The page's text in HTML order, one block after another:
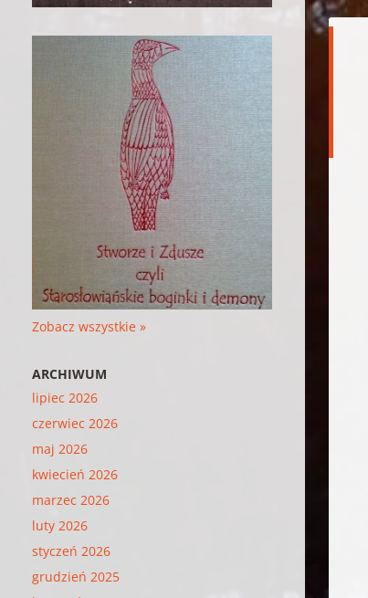
Zobacz wszystkie »
ARCHIWUM
lipiec 2026
czerwiec 2026
maj 2026
kwiecień 2026
marzec 2026
luty 2026
styczeń 2026
grudzień 2025